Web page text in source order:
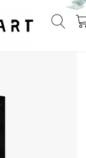
Print op Canvas